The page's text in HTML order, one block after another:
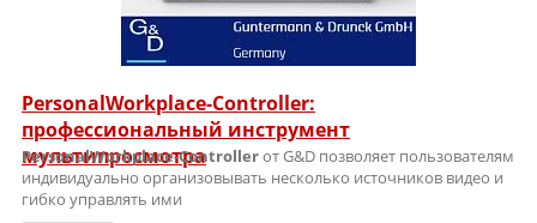
PersonalWorkplace-Controller:
профессиональный инструмент
мультипросмотра
PersonalWorkplace-Controllerот G&D позволяет пользователям
индивидуально организовывать несколько источников видео и
гибко управлять ими